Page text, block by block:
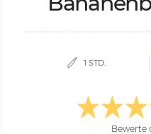
1 STD.
Bewerte